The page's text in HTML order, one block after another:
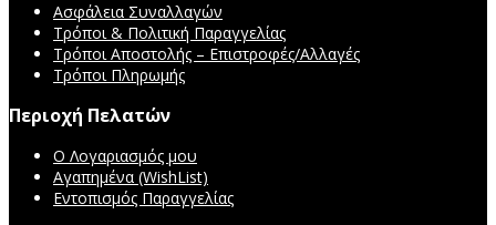
Ασφάλεια Συναλλαγών
Τρόποι & Πολιτική Παραγγελίας
Τρόποι Αποστολής – Επιστροφές/Αλλαγές
Τρόποι Πληρωμής
Περιοχή Πελατών
Ο Λογαριασμός μου
Αγαπημένα (WishList)
Εντοπισμός Παραγγελίας